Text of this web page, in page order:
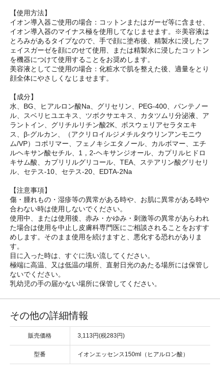
【使用方法】
イオン導入器ご使用の場合：コットンまたはガーゼ等に含ませ、
イオン導入器のマイナス極を使用してなじませます。※美容液は
とろみがあるタイプなので、手で顔に塗布後、精製水に浸したフ
ェイスガーゼを顔にのせて使用、または精製水に浸したコットン
を機器につけて使用することをお奨めします。
美容液としてご使用の場合：化粧水で肌を整えた後、適量をとり
顔全体にやさしくなじませます。
【成分】
水、BG、ヒアルロン酸Na、グリセリン、PEG-400、パンテノー
ル、スベリヒユエキス、ツボクサエキス、カタツムリ分泌液、ア
ラントイン、グリチルリチン酸2K、ボスウェリアセラタエキ
ス、β-グルカン、（アクリロイルジメチルタウリンアンモニウ
ム/VP）コポリマー、フェノキシエタノール、カルボマー、エチ
ルヘキサン酸セチル、1，2-ヘキサンジオール、カプリルヒドロ
キサム酸、カプリリルグリコール、TEA、ステアリン酸グリセリ
ル、セテス-10、セテス-20、EDTA-2Na
【注意事項】
傷・腫れもの・湿疹等の異常がある時や、お肌に異常がある時や
合わない時は使用しないでください。
使用中、または使用後、赤み・かゆみ・刺激等の異常があらわれ
た場合は使用を中止し皮膚科専門医にご相談されることをおすす
めします。そのまま使用を続けますと、悪化する恐れがありま
す。
目に入った時は、すぐに洗い流してください。
極端に高温、又は低温の場所、直射日光のあたる場所には保管し
ないでください。
乳幼児の手の届かない場所に保管してください。
その他の詳細情報
販売価格 3,113円(税283円)
型番 イオンエッセンス150ml（ヒアルロン酸）